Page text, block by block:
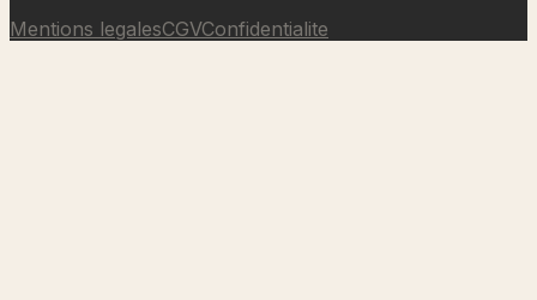
Mentions legalesCGVConfidentialite